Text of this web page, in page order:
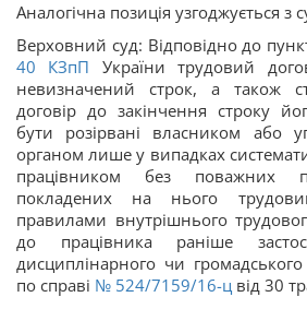
Аналогічна позиція узгоджується
Верховний суд: Відповідно до
40 КЗпП України трудовий
невизначений строк, а також
договір до закінчення строку
бути розірвані власником або
органом лише у випадках
працівником без поважних
покладених на нього
правилами внутрішнього
до працівника раніше
дисциплінарного чи
по справі № 524/7159/16-ц від 30